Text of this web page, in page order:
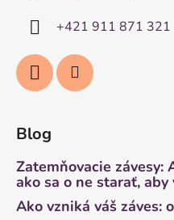
+421 911 871 321
Blog
Zatemňovacie závesy:
ako sa o ne starať,
Ako vzniká váš záves: